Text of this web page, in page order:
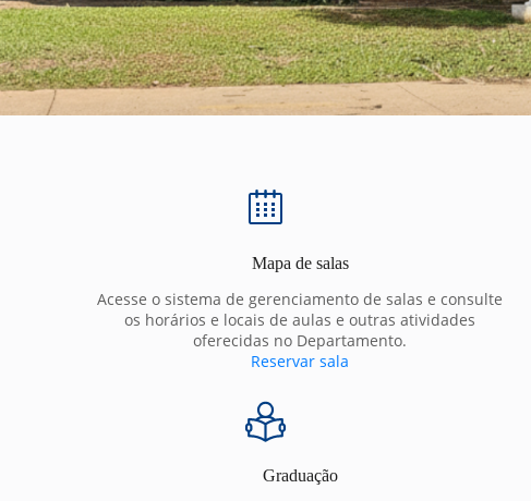
Mapa de salas
Acesse o sistema de gerenciamento de salas e consulte
os horários e locais de aulas e outras atividades
oferecidas no Departamento.
Reservar sala
Graduação